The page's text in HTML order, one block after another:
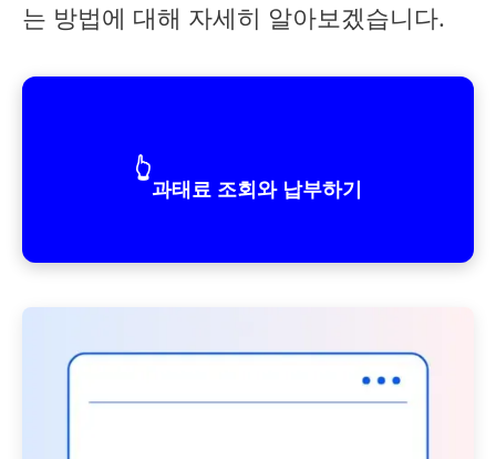
는 방법에 대해 자세히 알아보겠습니다.
👆
과태료 조회와 납부하기